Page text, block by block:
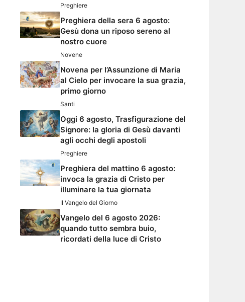
Preghiere
Preghiera della sera 6 agosto:
Gesù dona un riposo sereno al
nostro cuore
Novene
Novena per l’Assunzione di Maria
al Cielo per invocare la sua grazia,
primo giorno
Santi
Oggi 6 agosto, Trasfigurazione del
Signore: la gloria di Gesù davanti
agli occhi degli apostoli
Preghiere
Preghiera del mattino 6 agosto:
invoca la grazia di Cristo per
illuminare la tua giornata
Il Vangelo del Giorno
Vangelo del 6 agosto 2026:
quando tutto sembra buio,
ricordati della luce di Cristo